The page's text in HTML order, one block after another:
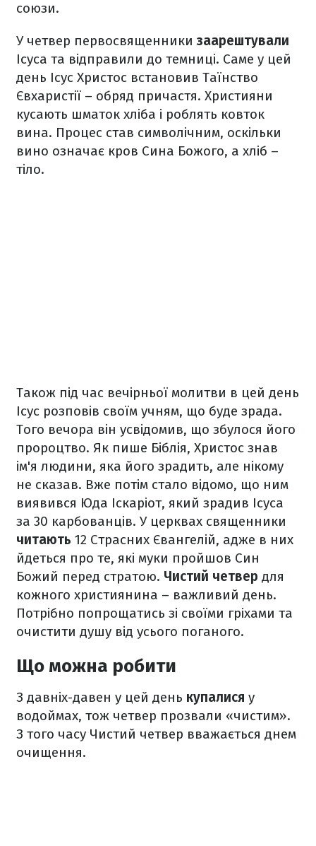
союзи.
У четвер первосвященникизаарештували
Ісуса та відправили до темниці. Саме у цей
день Ісус Христос встановив Таїнство
Євхаристії – обряд причастя. Християни
кусають шматок хліба і роблять ковток
вина. Процес став символічним, оскільки
вино означає кров Сина Божого, а хліб –
тіло.
Також під час вечірньої молитви в цей день
Ісус розповів своїм учням, що буде зрада.
Того вечора він усвідомив, що збулося його
пророцтво. Як пише Біблія, Христос знав
ім'я людини, яка його зрадить, але нікому
не сказав. Вже потім стало відомо, що ним
виявився Юда Іскаріот, який зрадив Ісуса
за 30 карбованців. У церквах священники
читають 12 Страсних Євангелій, адже в них
йдеться про те, які муки пройшов Син
Божий перед стратою. Чистий четвер для
кожного християнина – важливий день.
Потрібно попрощатись зі своїми гріхами та
очистити душу від усього поганого.
Що можна робити
З давніх-давен у цей день купалися у
водоймах, тож четвер прозвали «чистим».
З того часу Чистий четвер вважається днем
очищення.